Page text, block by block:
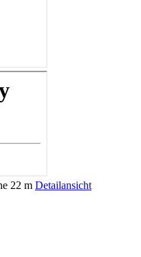
22 m Detailansicht